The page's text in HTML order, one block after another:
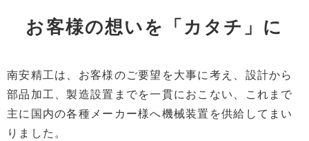
お客様の想いを「カタチ」に
南安精工は、お客様のご要望を大事に考え、設計から
部品加工、製造設置までを一貫におこない、これまで
主に国内の各種メーカー様へ機械装置を供給してまい
りました。